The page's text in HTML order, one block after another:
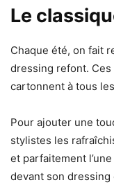
Le
Chaque été, on fait
dressing refont.
cartonnent à tous
Pour ajouter une
stylistes les
et parfaitement
devant son dressing